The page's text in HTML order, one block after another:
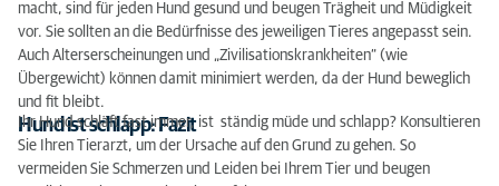
macht, sind für jeden Hund gesund und beugen Trägheit und Müdigkeit
vor. Sie sollten an die Bedürfnisse des jeweiligen Tieres angepasst sein.
Auch Alterserscheinungen und „Zivilisationskrankheiten“ (wie
Übergewicht) können damit minimiert werden, da der Hund beweglich
und fit bleibt.
Hund ist schlapp: Fazit
Ihr Hund schläft fast immer, ist ständig müde und schlapp? Konsultieren
Sie Ihren Tierarzt, um der Ursache auf den Grund zu gehen. So
vermeiden Sie Schmerzen und Leiden bei Ihrem Tier und beugen